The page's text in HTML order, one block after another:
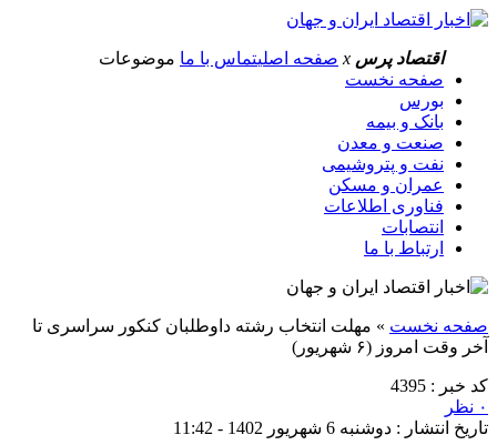
اقتصاد پرس x صفحه اصلیتماس با ما موضوعات
صفحه نخست
بورس
بانک و بیمه
صنعت و معدن
نفت و پتروشیمی
عمران و مسکن
فناوری اطلاعات
انتصابات
ارتباط با ما
صفحه نخست » مهلت انتخاب رشته داوطلبان کنکور سراسری تا
آخر وقت امروز (۶ شهریور)
کد خبر : 4395
۰ نظر
تاریخ انتشار : دوشنبه 6 شهریور 1402 - 11:42